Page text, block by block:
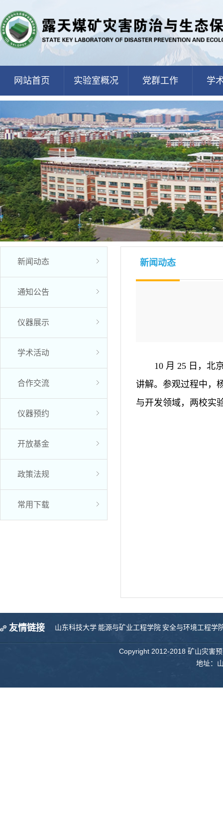
网站首页 实验室概况 党群工作 学
新闻动态
通知公告
仪器展示
学术活动
合作交流
仪器预约
开放基金
政策法规
常用下载
新闻动态
10 月 25 日，北
讲解。参观过程中，
与开发领域，两校实
友情链接 山东科技大学 能源与矿业工程学院 安全与环境工程学
Copyright 2012-2018 矿山灾害
地址：